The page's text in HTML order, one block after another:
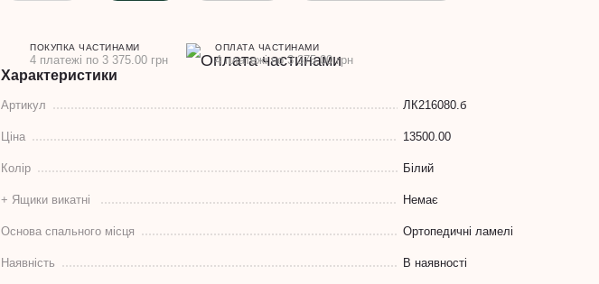
ПОКУПКА ЧАСТИНАМИ
4 платежі по 3 375.00 грн
ОПЛАТА ЧАСТИНАМИ
4 платежі по 3 375.00 грн
Характеристики
Артикул ЛК216080.б
Ціна 13500.00
Колір Білий
+ Ящики викатні Немає
Основа спального місця Ортопедичні ламелі
Наявність В наявності